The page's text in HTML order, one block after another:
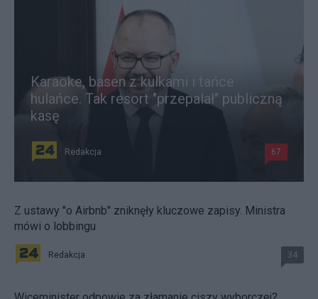
Karaoke, basen z kulkami i tańce
hulańce. Tak resort "przepalał" publiczną
kasę
Redakcja 67
Z ustawy "o Airbnb" zniknęły kluczowe zapisy. Ministra
mówi o lobbingu
Redakcja 34